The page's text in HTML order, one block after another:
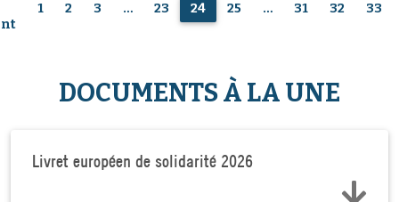
1 2 3 … 23 24 25 … 31 32 33
DOCUMENTS À LA UNE
Livret européen de solidarité 2026